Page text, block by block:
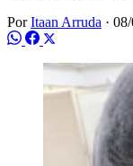
PorItaan Arruda ·